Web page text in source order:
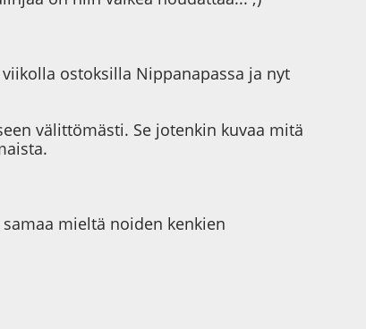
ostoksilla Nippanapassa ja nyt
välittömästi. Se jotenkin kuvaa mitä
mieltä noiden kenkien